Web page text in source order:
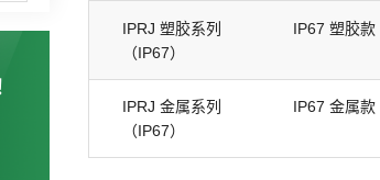
IPRJ 塑胶系列
（IP67）
IP67 塑胶
IPRJ 金属系列
（IP67）
IP67 金属